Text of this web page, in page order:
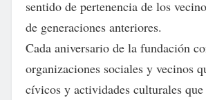
sentido de pertenencia de los
de generaciones anteriores.
Cada aniversario de la fundación
organizaciones sociales y vecinos
cívicos y actividades culturales